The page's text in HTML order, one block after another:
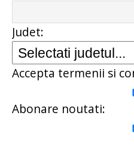
Judet:
Accepta termenii si
Abonare noutati: